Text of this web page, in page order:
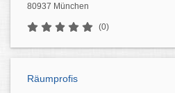
80937 München
(0)
Räumprofis